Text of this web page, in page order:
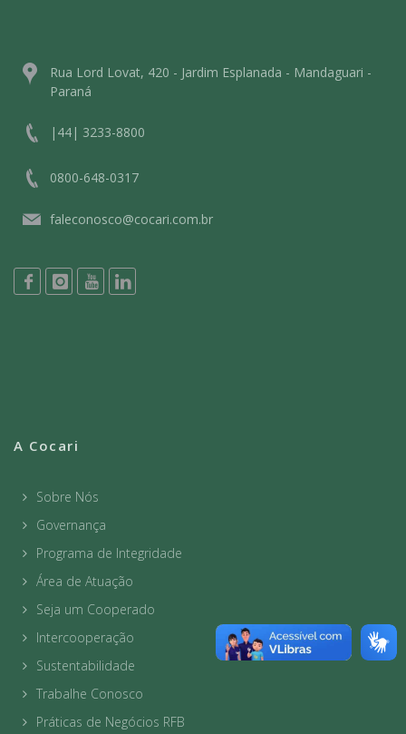
Rua Lord Lovat, 420 - Jardim Esplanada - Mandaguari -
Paraná
|44| 3233-8800
0800-648-0317
faleconosco@cocari.com.br
A Cocari
Sobre Nós
Governança
Programa de Integridade
Área de Atuação
Seja um Cooperado
Intercooperação
Sustentabilidade
Trabalhe Conosco
Práticas de Negócios RFB